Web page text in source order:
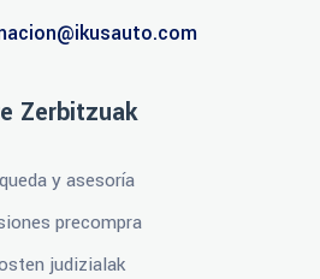
Zerbitzuak
y asesoría
precompra
judizialak